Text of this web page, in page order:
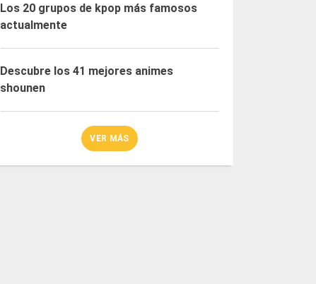
Los 20 grupos de kpop más famosos
actualmente
Descubre los 41 mejores animes
shounen
VER MÁS